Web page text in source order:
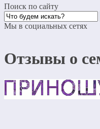
Поиск по сайту
Мы в социальных сетях
Отзывы о